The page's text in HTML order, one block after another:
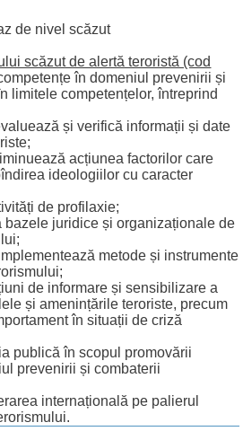
de nivel scăzut
scăzut de alertă teroristă (cod
în domeniul prevenirii și
limitele competențelor, întreprind
și verifică informații și date
acțiunea factorilor care
ideologiilor cu caracter
de profilaxie;
juridice și organizaționale de
metode și instrumente
informare și sensibilizare a
și amenințările teroriste, precum
în situații de criză
în scopul promovării
prevenirii și combaterii
internațională pe palierul